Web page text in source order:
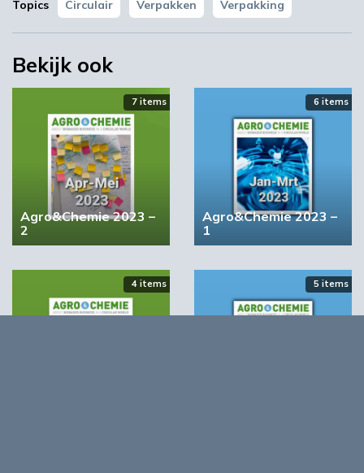
Volgende
Masterclass over circulair inkopen in Friesland
Meest gelezen
Topics Circulair Verpakken Verpakking
Bekijk ook
7 items
Agro&Chemie 2023 –
2
6 items
Agro&Chemie 2023 –
1
4 items 5 items